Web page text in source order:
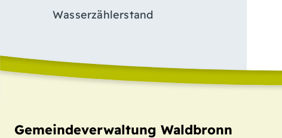
Wasserzählerstand
Gemeindeverwaltung Waldbronn